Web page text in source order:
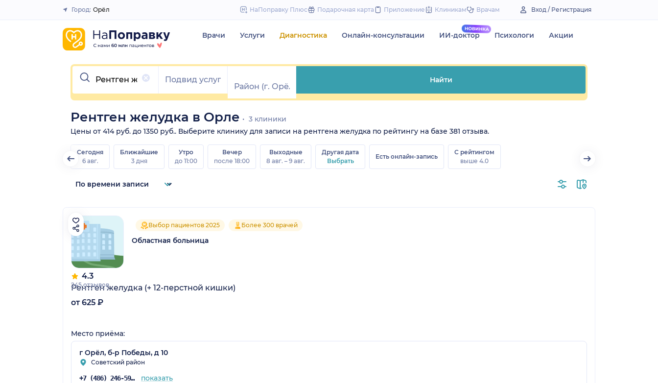
to
Закрыть
Город: Орёл НаПоправку Плюс Подарочная карта Приложение Клиникам Врачам Вход / Регистрация
Врачи Услуги Диагностика Онлайн-консультации ИИ-доктор Психологи Акции
Очистить
Найти
Рентген желудка в Орле
3 клиники
Цены от 414 руб. до 1350 руб.. Выберите клинику для записи на рентгена желудка по рейтингу на базе 381 отзыва.
Сегодня
6 авг.
Ближайшие
3 дня
Утро
до 11:00
Вечер
после 18:00
Выходные
8 авг. – 9 авг.
Другая дата
Выбрать
Есть онлайн-запись
С рейтингом
выше 4.0
4.3
245 отзывов
Выбор пациентов 2025 Более 300 врачей
Областная больница
Рентген желудка (+ 12-перстной кишки)
от 625 ₽
Место приёма:
г Орёл, б-р Победы, д 10
Советский район
+7 (486) 246-59-31 показать